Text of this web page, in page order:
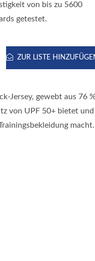
von bis zu 5600
getestet.
ZUR LISTE
Jersey, gewebt aus 76 %
von UPF 50+ bietet und
macht.